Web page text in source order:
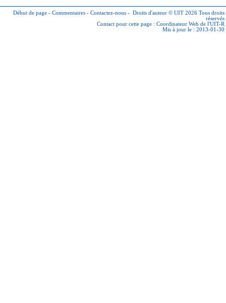
Début de page - Commentaires - Contactez-nous - Droits d'auteur © UIT 2026 Tous droits
réservés
Contact pour cette page : Coordinateur Web de l'UIT-R
Mis à jour le : 2013-01-30